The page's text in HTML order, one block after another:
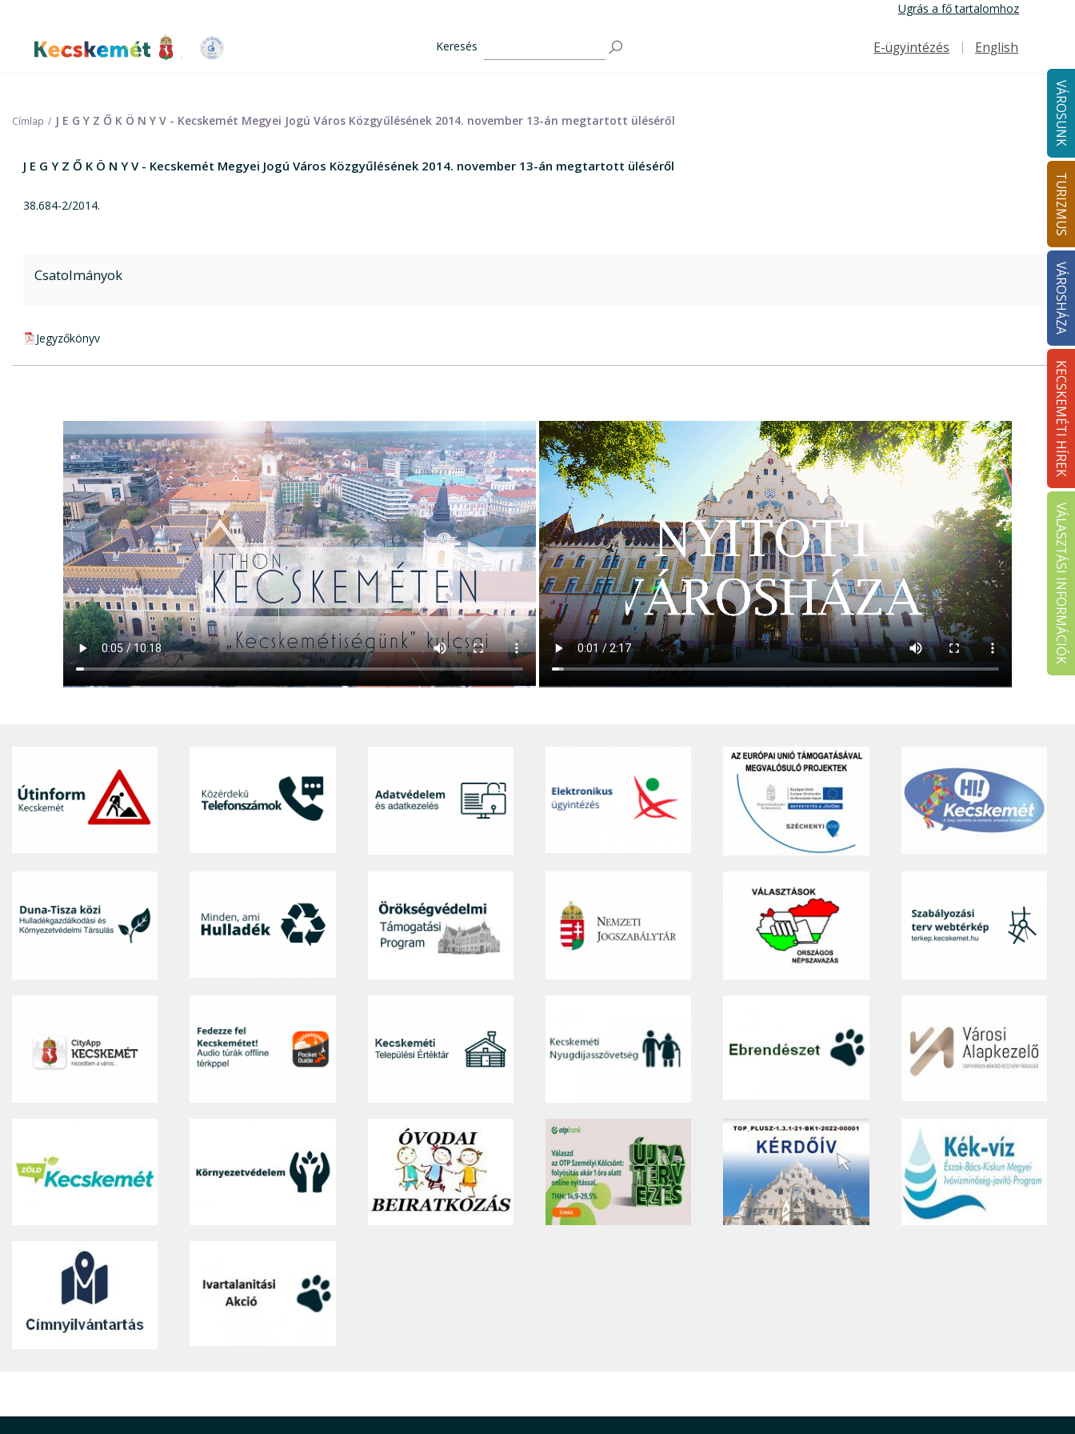
tartalomra
Ugrás a fő tartalomhoz
Kecskemét Város Honlapja
Keresés
Felső navigáció
E-ügyintézés English
VÁROSUNK
TURIZMUS
VÁROSHÁZA
KECSKEMÉTI HÍREK
VÁLASZTÁSI INFORMÁCIÓK
Címlap J E G Y Z Ő K Ö N Y V - Kecskemét Megyei Jogú Város Közgyűlésének 2014. november 13-án megtartott üléséről
J E G Y Z Ő K Ö N Y V - Kecskemét Megyei Jogú Város Közgyűlésének 2014. november 13-án megtartott üléséről
38.684-2/2014.
Csatolmányok
pdf csatolmány:
Jegyzőkönyv